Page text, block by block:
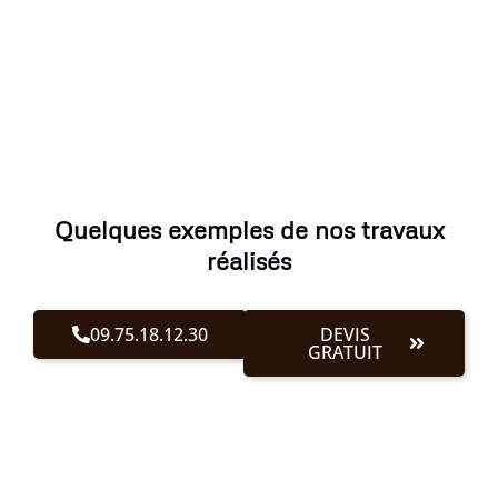
Quelques exemples de nos travaux
réalisés
09.75.18.12.30 DEVIS
GRATUIT